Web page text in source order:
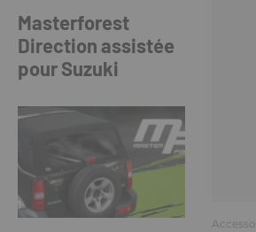
Masterforest
Direction assistée
pour Suzuki